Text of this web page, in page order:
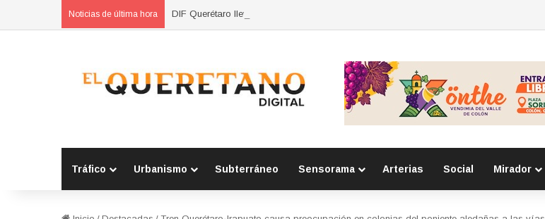
Noticias de última hora DIF Querétaro lleva pláticas sobre respeto a adultos mayores a primarias
Tráfico Urbanismo Subterráneo Sensorama Arterias Social Mirador